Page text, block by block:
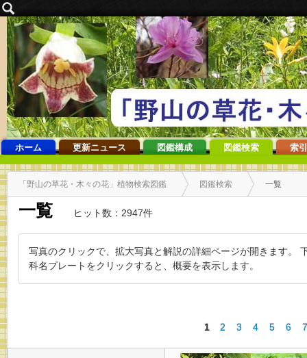
ホーム 更新ニュース 図鑑構成 図鑑検索 索
「野山の草花・木々の花」植物検索図鑑 図鑑検索 一覧
一覧 ヒット数：2947件
写真のクリックで、拡大写真と解説の詳細ページが開きます。
科名プレートをクリックすると、概要を表示します。
1 2 3 4 5 6 7